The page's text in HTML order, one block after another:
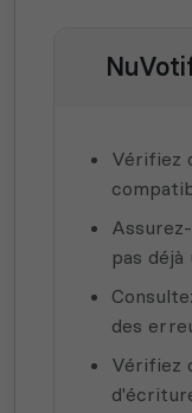
Vérifiez
pas déjà
des
Vérifiez